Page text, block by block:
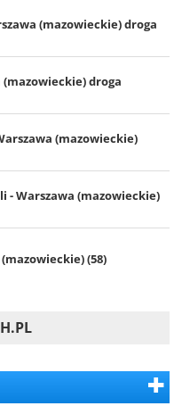
(mazowieckie) droga
droga
(mazowieckie)
Warszawa (mazowieckie)
(58)